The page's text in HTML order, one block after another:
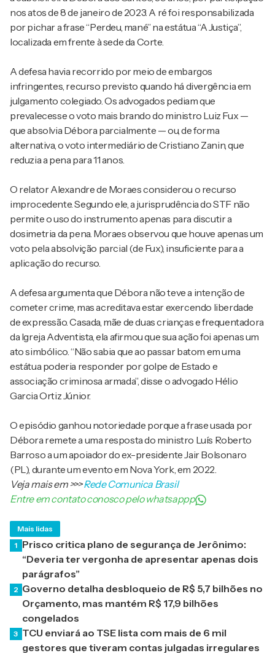
nos atos de 8 de janeiro de 2023. A ré foi responsabilizada
por pichar a frase “Perdeu, mané” na estátua “A Justiça”,
localizada em frente à sede da Corte.
A defesa havia recorrido por meio de embargos
infringentes, recurso previsto quando há divergência em
julgamento colegiado. Os advogados pediam que
prevalecesse o voto mais brando do ministro Luiz Fux —
que absolvia Débora parcialmente — ou, de forma
alternativa, o voto intermediário de Cristiano Zanin, que
reduzia a pena para 11 anos.
O relator Alexandre de Moraes considerou o recurso
improcedente. Segundo ele, a jurisprudência do STF não
permite o uso do instrumento apenas para discutir a
dosimetria da pena. Moraes observou que houve apenas um
voto pela absolvição parcial (de Fux), insuficiente para a
aplicação do recurso.
A defesa argumenta que Débora não teve a intenção de
cometer crime, mas acreditava estar exercendo liberdade
de expressão. Casada, mãe de duas crianças e frequentadora
da Igreja Adventista, ela afirmou que sua ação foi apenas um
ato simbólico. “Não sabia que ao passar batom em uma
estátua poderia responder por golpe de Estado e
associação criminosa armada”, disse o advogado Hélio
Garcia Ortiz Júnior.
O episódio ganhou notoriedade porque a frase usada por
Débora remete a uma resposta do ministro Luís Roberto
Barroso a um apoiador do ex-presidente Jair Bolsonaro
(PL), durante um evento em Nova York, em 2022.
Veja mais em>>>Rede Comunica Brasil
Entre em contato conosco pelo whatsappp
Mais lidas
1 Prisco critica plano de segurança de Jerônimo:
“Deveria ter vergonha de apresentar apenas dois
parágrafos”
2 Governo detalha desbloqueio de R$ 5,7 bilhões no
Orçamento, mas mantém R$ 17,9 bilhões
congelados
3 TCU enviará ao TSE lista com mais de 6 mil
gestores que tiveram contas julgadas irregulares